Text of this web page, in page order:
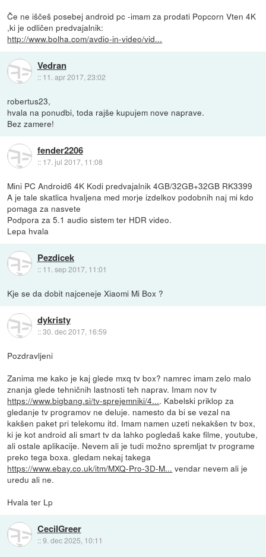
Če ne iščeš posebej android pc -imam za prodati Popcorn Vten 4K
,ki je odličen predvajalnik:
http://www.bolha.com/avdio-in-video/vid...
Vedran
:: 11. apr 2017, 23:02
robertus23,
hvala na ponudbi, toda rajše kupujem nove naprave.
Bez zamere!
fender2206
:: 17. jul 2017, 11:08
Mini PC Android6 4K Kodi predvajalnik 4GB/32GB+32GB RK3399
A je tale skatlica hvaljena med morje izdelkov podobnih naj mi kdo
pomaga za nasvete
Podpora za 5.1 audio sistem ter HDR video.
Lepa hvala
Pezdicek
:: 11. sep 2017, 11:01
Kje se da dobit najceneje Xiaomi Mi Box ?
dykristy
::30. dec 2017, 16:59
Pozdravljeni
Zanima me kako je kaj glede mxq tv box? namrec imam zelo malo
znanja glede tehničnih lastnosti teh naprav. Imam nov tv
https://www.bigbang.si/tv-sprejemniki/4.... Kabelski priklop za
gledanje tv programov ne deluje. namesto da bi se vezal na
kakšen paket pri telekomu itd. Imam namen uzeti nekakšen tv box,
ki je kot android ali smart tv da lahko pogledaš kake filme, youtube,
ali ostale aplikacije. Nevem ali je tudi možno spremljat tv programe
preko tega boxa. gledam nekaj takega
https://www.ebay.co.uk/itm/MXQ-Pro-3D-M... vendar nevem ali je
uredu ali ne.
Hvala ter Lp
CecilGreer
::9. dec 2025, 10:11